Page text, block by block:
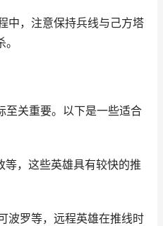
中，注意保持兵线与己方塔
至关重要。以下是一些适合
等，这些英雄具有较快的推
波罗等，远程英雄在推线时